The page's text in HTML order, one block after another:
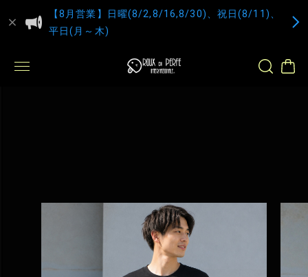
【8月営業】日曜(8/2,8/16,8/30)、祝日(8/11)、
平日(月～木)